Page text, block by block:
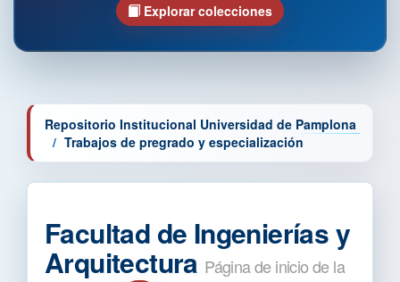
Explorar colecciones
Repositorio Institucional Universidad de Pamplona
Trabajos de pregrado y especialización
Facultad de Ingenierías y
Arquitectura Página de inicio de la